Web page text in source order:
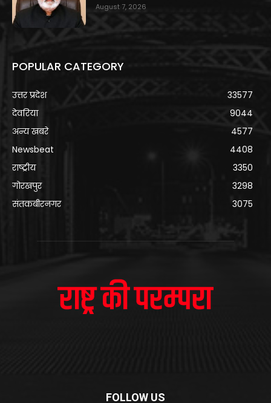
August 7, 2026
POPULAR CATEGORY
उत्तर प्रदेश
33577
देवरिया
9044
अन्य खबरे
4577
Newsbeat
4408
राष्ट्रीय
3350
गोरखपुर
3298
संतकबीरनगर
3075
FOLLOW US